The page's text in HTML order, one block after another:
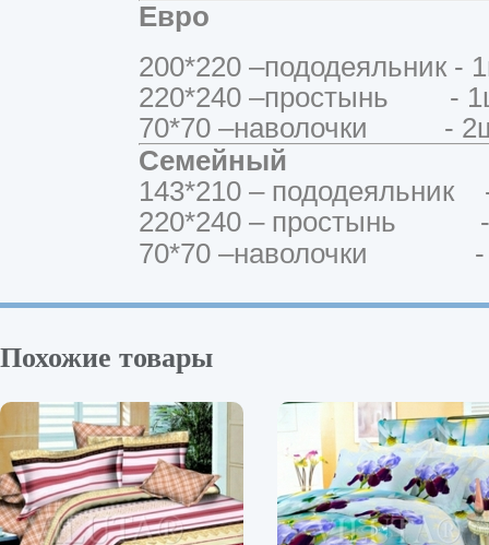
Евро
200*220 –пододеяльник -
220*240 –простынь -
70*70 –наволочки -
Семейный
143*210 – пододеяльник
220*240 – простынь -
70*70 –наволочки -
Похожие товары